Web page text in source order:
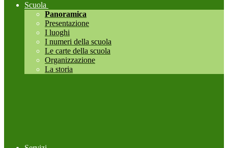
Scuola
Panoramica
Presentazione
I luoghi
I numeri della scuola
Le carte della scuola
Organizzazione
La storia